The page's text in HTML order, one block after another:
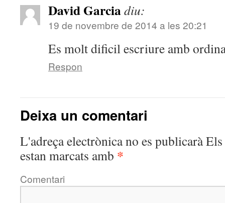
David Garciadiu:
19 de novembre de 2014 a les 20:21
Es molt dificil escriure amb
Respon
Deixa un comentari
L'adreça electrònica no es publicaràEls
estan marcats amb *
Comentari